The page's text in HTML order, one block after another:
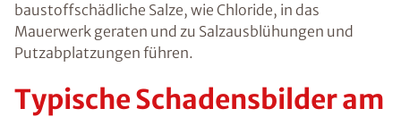
baustoffschädliche Salze, wie Chloride, in das
Mauerwerk geraten und zu Salzausblühungen und
Putzabplatzungen führen.
Typische Schadensbilder am